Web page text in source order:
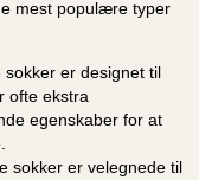
mest populære typer
sokker er designet til
ofte ekstra
egenskaber for at
sokker er velegnede til